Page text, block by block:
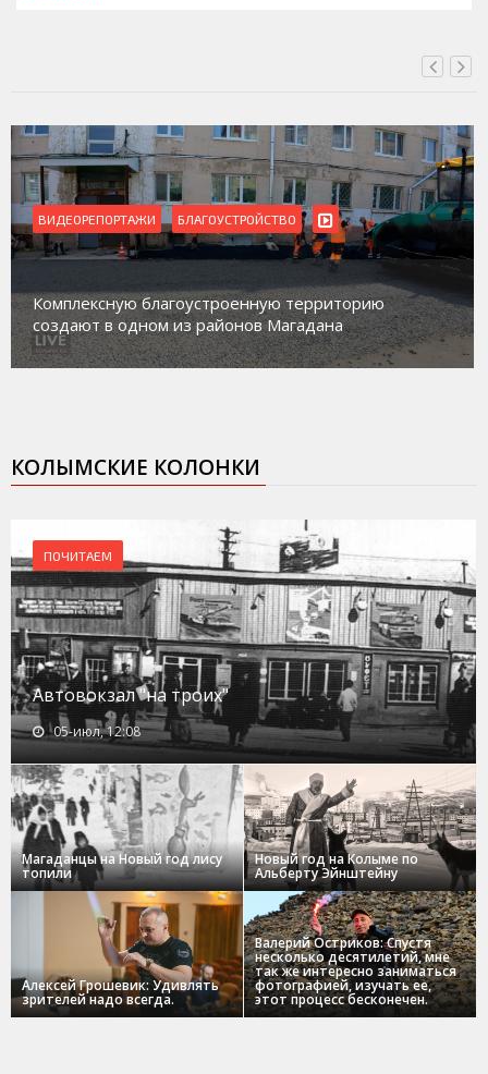
ВИДЕОРЕПОРТАЖИ БЛАГОУСТРОЙСТВО
Комплексную благоустроенную территорию
создают в одном из районов Магадана
КОЛЫМСКИЕ КОЛОНКИ
ПОЧИТАЕМ
Автовокзал "на троих"
05-июл, 12:08
Магаданцы на Новый год лису
топили
Новый год на Колыме по
Альберту Эйнштейну
Алексей Грошевик: Удивлять
зрителей надо всегда.
Валерий Остриков: Спустя
несколько десятилетий, мне
так же интересно заниматься
фотографией, изучать ее,
этот процесс бесконечен.